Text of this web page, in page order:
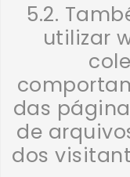
5.2.
utilizar
das
de
dos